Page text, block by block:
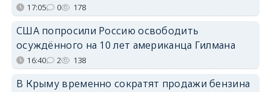
17:05 0 178
США попросили Россию освободить
осуждённого на 10 лет американца Гилмана
16:40 2 138
В Крыму временно сократят продажи бензина